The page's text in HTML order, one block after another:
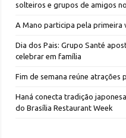
solteiros e grupos de amigos
A Mano participa pela primeira
Dia dos Pais: Grupo Santé
celebrar em família
Fim de semana reúne atrações
Haná conecta tradição
do Brasília Restaurant Week